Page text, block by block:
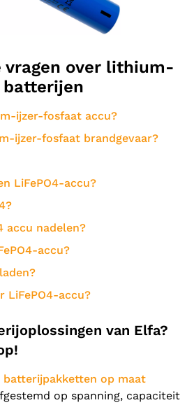
vragen over lithium-
ijzer-fosfaat accu?
ijzer-fosfaat brandgevaar?
LiFePO4-accu?
accu nadelen?
accu?
LiFePO4-accu?
van Elfa?
batterijpakketten op maat
op spanning, capaciteit